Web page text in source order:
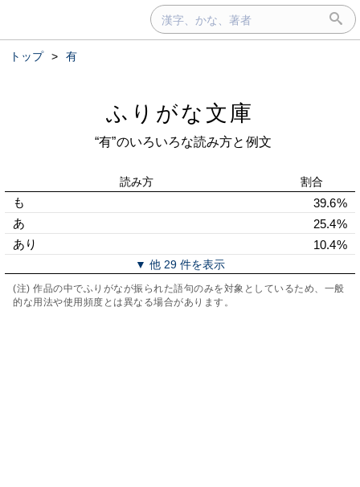
トップ > 有
ふりがな文庫
“有”のいろいろな読み方と例文
読み方 割合
も
39.6%
あ
25.4%
あり
10.4%
▼ 他 29 件を表示
(注) 作品の中でふりがなが振られた語句のみを対象としているため、一般
的な用法や使用頻度とは異なる場合があります。